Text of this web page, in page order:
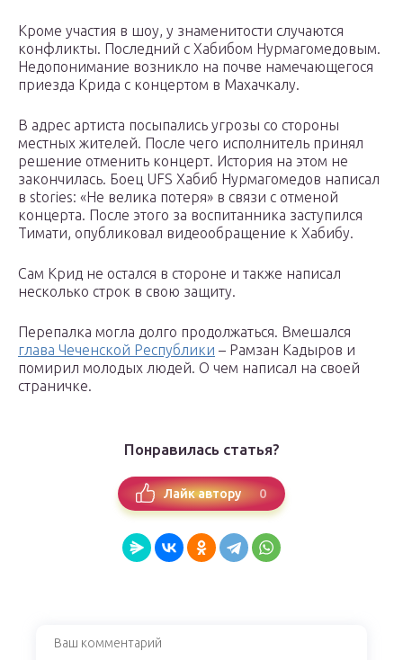
Кроме участия в шоу, у знаменитости случаются
конфликты. Последний с Хабибом Нурмагомедовым.
Недопонимание возникло на почве намечающегося
приезда Крида с концертом в Махачкалу.
В адрес артиста посыпались угрозы со стороны
местных жителей. После чего исполнитель принял
решение отменить концерт. История на этом не
закончилась. Боец UFS Хабиб Нурмагомедов написал
в stories: «Не велика потеря» в связи с отменой
концерта. После этого за воспитанника заступился
Тимати, опубликовал видеообращение к Хабибу.
Сам Крид не остался в стороне и также написал
несколько строк в свою защиту.
Перепалка могла долго продолжаться. Вмешался
глава Чеченской Республики – Рамзан Кадыров и
помирил молодых людей. О чем написал на своей
страничке.
Понравилась статья?
Лайк автору 0